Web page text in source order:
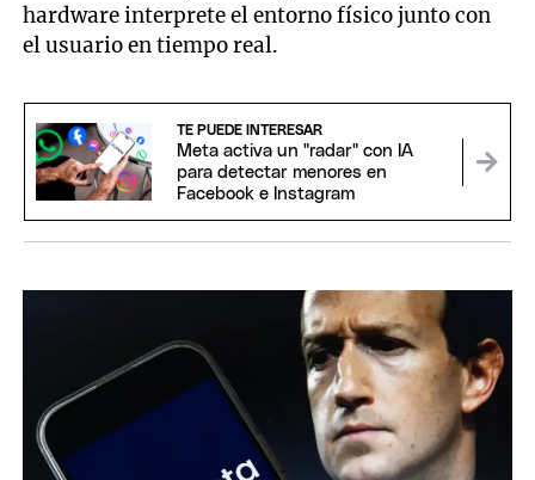
hardware interprete el entorno físico junto con
el usuario en tiempo real.
TE PUEDE INTERESAR
Meta activa un "radar" con IA
para detectar menores en
Facebook e Instagram